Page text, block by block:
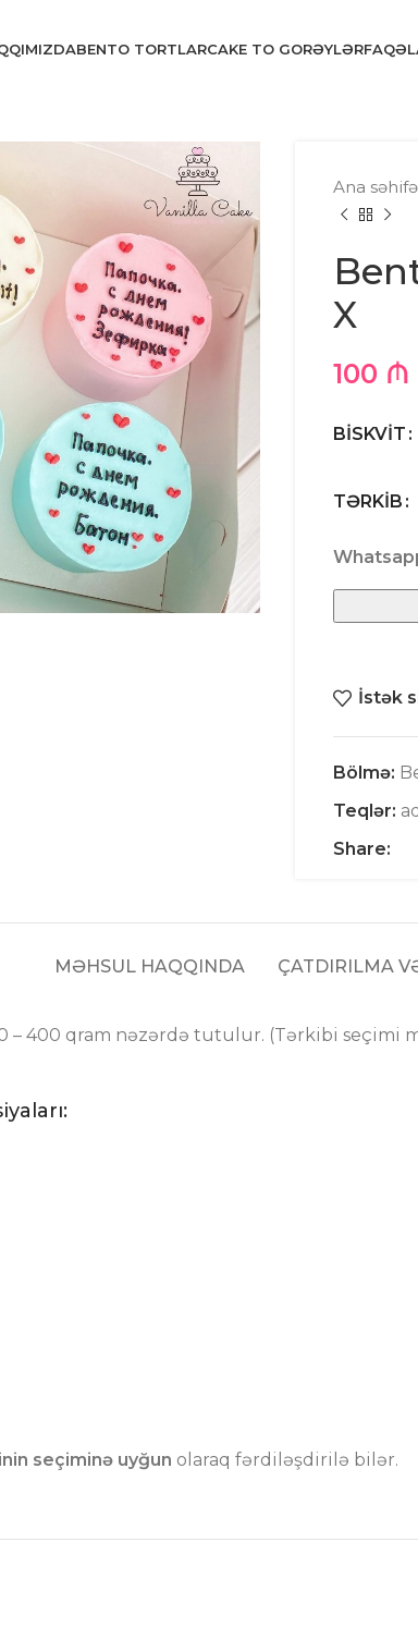
BENTO TORTLARCAKE TO GORƏYLƏRFAQ
Ana səhifə
X
100 ₼
BISKVIT
TƏRKIB
İstək
Bölmə:
Teqlər:
Share:
MƏHSUL HAQQINDA ÇATDIRILMA
– 400 qram nəzərdə tutulur. (Tərkibi seçimi
seçiminə uyğun olaraq fərdiləşdirilə bilər.